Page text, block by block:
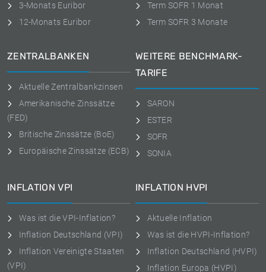
3-Monats Euribor
12-Monats Euribor
Term SOFR 1 Monat
Term SOFR 3 Monate
ZENTRALBANKEN
Aktuelle Zentralbankzinsen
Amerikanische Zinssätze
(FED)
Britische Zinssätze (BoE)
Europäische Zinssätze (ECB)
WEITERE BENCHMARK-
TARIFE
SARON
ESTER
SOFR
SONIA
INFLATION VPI
Was ist die VPI-Inflation?
Inflation Deutschland (VPI)
Inflation Vereinigte Staaten
(VPI)
INFLATION HVPI
Aktuelle Inflation
Was ist die HVPI-Inflation?
Inflation Deutschland (HVPI)
Inflation Europa (HVPI)